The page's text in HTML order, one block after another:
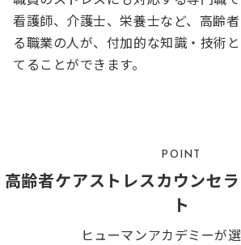
看護師、介護士、栄養士など、高齢
る職業の人が、付加的な知識・技術
てることができます。
POINT
高齢者ケアストレスカウンセ
ト
ヒューマンアカデミーが